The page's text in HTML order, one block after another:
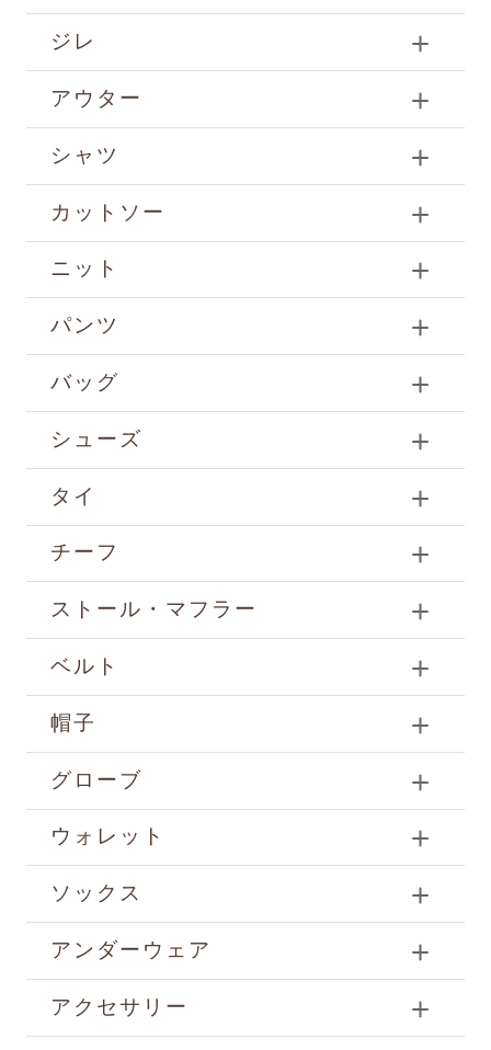
ジレ
アウター
シャツ
カットソー
ニット
パンツ
バッグ
シューズ
タイ
チーフ
ストール・マフラー
ベルト
帽子
グローブ
ウォレット
ソックス
アンダーウェア
アクセサリー